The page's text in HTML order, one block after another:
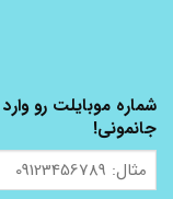
شماره موبایلت رو
جانمونی!
مثال:
09123456789